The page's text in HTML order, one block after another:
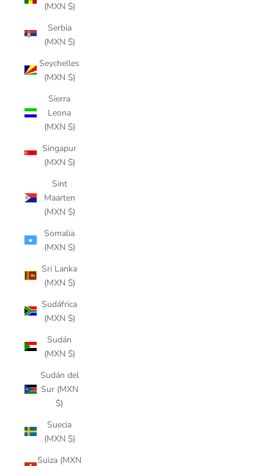
(MXN $)
Serbia
(MXN $)
Seychelles
(MXN $)
Sierra
Leona
(MXN $)
Singapur
(MXN $)
Sint
Maarten
(MXN $)
Somalia
(MXN $)
Sri Lanka
(MXN $)
Sudáfrica
(MXN $)
Sudán
(MXN $)
Sudán del
Sur (MXN
$)
Suecia
(MXN $)
Suiza (MXN